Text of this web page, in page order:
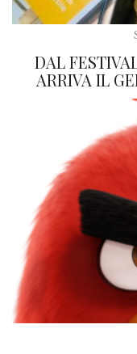
DAL
ARRIVA IL